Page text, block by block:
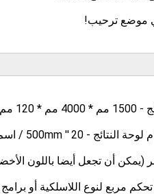
موضع ترحيب!